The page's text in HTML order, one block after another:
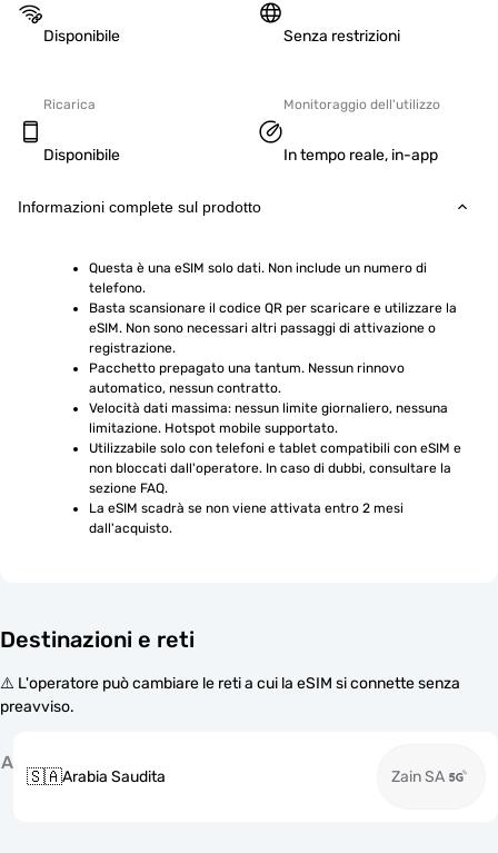
Disponibile Senza restrizioni
Ricarica
Disponibile
Monitoraggio dell'utilizzo
In tempo reale, in-app
Informazioni complete sul prodotto
Questa è una eSIM solo dati. Non include un numero di
telefono.
Basta scansionare il codice QR per scaricare e utilizzare la
eSIM. Non sono necessari altri passaggi di attivazione o
registrazione.
Pacchetto prepagato una tantum. Nessun rinnovo
automatico, nessun contratto.
Velocità dati massima: nessun limite giornaliero, nessuna
limitazione. Hotspot mobile supportato.
Utilizzabile solo con telefoni e tablet compatibili con eSIM e
non bloccati dall'operatore. In caso di dubbi, consultare la
sezione FAQ.
La eSIM scadrà se non viene attivata entro 2 mesi
dall'acquisto.
Destinazioni e reti
⚠️ L'operatore può cambiare le reti a cui la eSIM si connette senza
preavviso.
A
🇸🇦Arabia Saudita Zain SA